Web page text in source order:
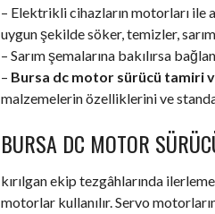
– Elektrikli cihazların motorları ile
uygun şekilde söker, temizler,
– Sarım şemalarına bakılırsa
– Bursa dc motor sürücü tamiri
malzemelerin özelliklerini ve
BURSA DC MOTOR
kırılgan ekip tezgâhlarında
motorlar kullanılır. Servo